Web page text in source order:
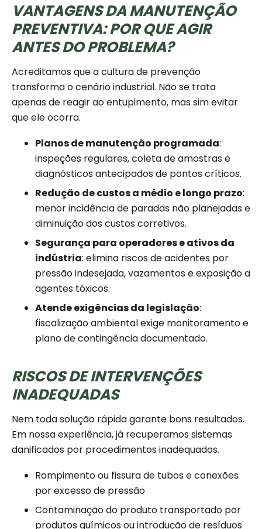
VANTAGENS DA MANUTENÇÃO
PREVENTIVA: POR QUE AGIR
ANTES DO PROBLEMA?
Acreditamos que a cultura de prevenção
transforma o cenário industrial. Não se trata
apenas de reagir ao entupimento, mas sim evitar
que ele ocorra.
Planos de manutenção programada:
inspeções regulares, coleta de amostras e
diagnósticos antecipados de pontos críticos.
Redução de custos a médio e longo prazo:
menor incidência de paradas não planejadas e
diminuição dos custos corretivos.
Segurança para operadores e ativos da
indústria: elimina riscos de acidentes por
pressão indesejada, vazamentos e exposição a
agentes tóxicos.
Atende exigências da legislação:
fiscalização ambiental exige monitoramento e
plano de contingência documentado.
RISCOS DE INTERVENÇÕES
INADEQUADAS
Nem toda solução rápida garante bons resultados.
Em nossa experiência, já recuperamos sistemas
danificados por procedimentos inadequados.
Rompimento ou fissura de tubos e conexões
por excesso de pressão
Contaminação do produto transportado por
produtos químicos ou introdução de resíduos